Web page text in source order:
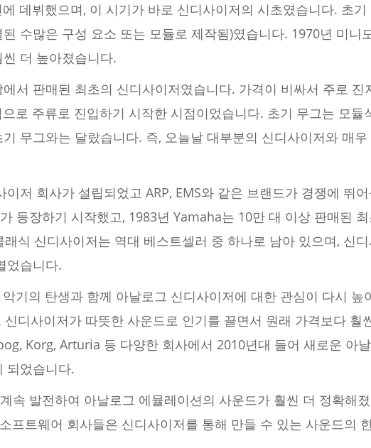
데뷔했으며, 이 시기가 바로 신디사이저의 시초였습니다. 초
수많은 구성 요소 또는 모듈로 제작됨)였습니다. 1970년 미니
더 높아졌습니다.
서 판매된 최초의 신디사이저였습니다. 가격이 비싸서 주로 진
로 주류로 진입하기 시작한 시점이었습니다. 초기 무그는 모듈
무그와는 달랐습니다. 즉, 오늘날 대부분의 신디사이저와 매
저 회사가 설립되었고 ARP, EMS와 같은 브랜드가 경쟁에 뛰
등장하기 시작했고, 1983년 Yamaha는 10만 대 이상 판매된
식 신디사이저는 역대 베스트셀러 중 하나로 남아 있으며, 신
었습니다.
기의 탄생과 함께 아날로그 신디사이저에 대한 관심이 다시 높
디사이저가 따뜻한 사운드로 인기를 끌면서 원래 가격보다 훨
Korg, Arturia 등 다양한 회사에서 2010년대 들어 새로운 아
되었습니다.
속 발전하여 아날로그 에뮬레이션의 사운드가 훨씬 더 정확해
트웨어 회사들은 신디사이저를 통해 만들 수 있는 사운드의